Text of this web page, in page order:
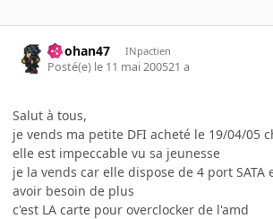
Doohan47 INpactien
Posté(e) le 11 mai 200521 a
Salut à tous,
je vends ma petite DFI acheté le 19/04/05
elle est impeccable vu sa jeunesse
je la vends car elle dispose de 4 port SATA
avoir besoin de plus
c'est LA carte pour overclocker de l'amd